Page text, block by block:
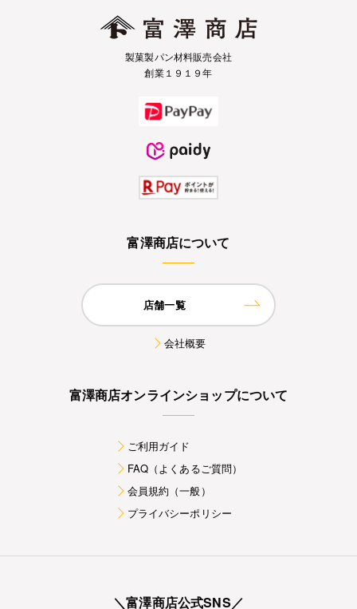
製菓製パン材料販売会社
創業１９１９年
富澤商店について
店舗一覧
会社概要
富澤商店オンラインショップについて
ご利用ガイド
FAQ（よくあるご質問）
会員規約（一般）
プライバシーポリシー
＼富澤商店公式SNS／